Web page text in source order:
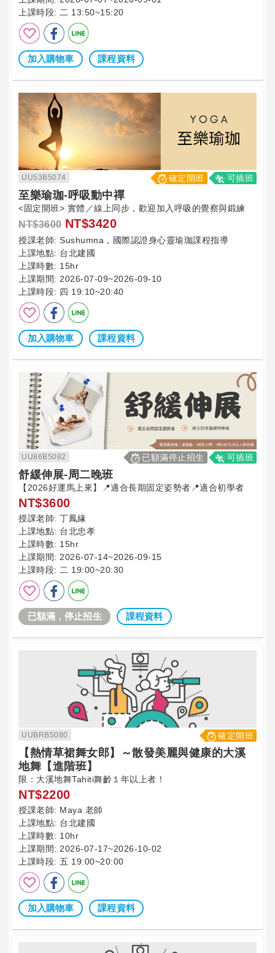
上課時段: 二 13:50~15:20
加入購物車 課程資料
UU53B5074 可插班
確定開班
至樂瑜珈-呼吸動中禪
<固定開班> 實體／線上同步，歡迎加入呼吸的覺察與鍛練
NT$3600 NT$3420
授課老師: Sushumna，國際認證身心靈瑜珈課程指導
上課地點: 台北建國
上課時數: 15hr
上課期間: 2026-07-09~2026-09-10
上課時段: 四 19:10~20:40
加入購物車 課程資料
UU86B5082 可插班
已額滿停止招生
舒緩伸展-周二晚班
【2026好運馬上來】📍適合長期固定姿勢者📍適合初學者
NT$3600
授課老師: 丁鳳緣
上課地點: 台北忠孝
上課時數: 15hr
上課期間: 2026-07-14~2026-09-15
上課時段: 二 19:00~20:30
已額滿，停止招生 課程資料
UUBRB5080 確定開班
【熱情草裙舞女郎】～散發美麗與健康的大溪
地舞【進階班】
限：大溪地舞Tahiti舞齡１年以上者！
NT$2200
授課老師: Maya 老師
上課地點: 台北建國
上課時數: 10hr
上課期間: 2026-07-17~2026-10-02
上課時段: 五 19:00~20:00
加入購物車 課程資料